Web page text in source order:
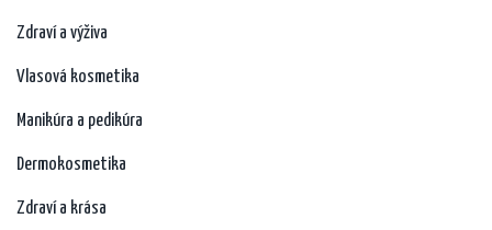
Zdraví a výživa
Vlasová kosmetika
Manikúra a pedikúra
Dermokosmetika
Zdraví a krása